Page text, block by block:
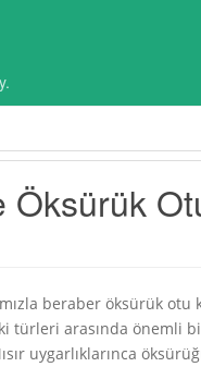
beraber öksürük
türleri arasında
uygarlıklarınca